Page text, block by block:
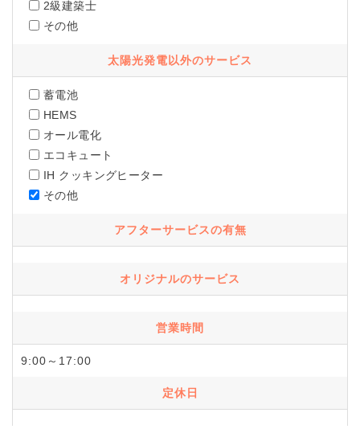
2級建築士
その他
太陽光発電以外のサービス
蓄電池
HEMS
オール電化
エコキュート
IH クッキングヒーター
その他
アフターサービスの有無
オリジナルのサービス
営業時間
9:00～17:00
定休日